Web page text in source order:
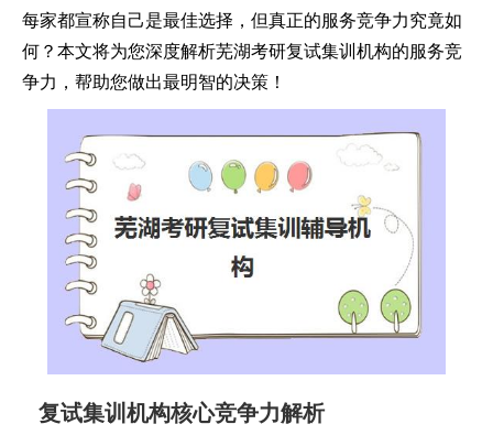
每家都宣称自己是最佳选择，但真正的服务竞争力究竟如
何？本文将为您深度解析芜湖考研复试集训机构的服务竞
争力，帮助您做出最明智的决策！
复试集训机构核心竞争力解析